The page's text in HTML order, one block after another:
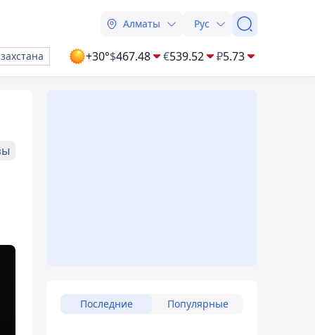
Алматы Рус
+30°$467.48 €539.52 ₽5.73
Последние Популярные